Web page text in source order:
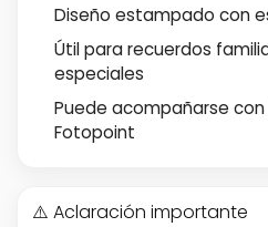
Diseño estampado con
Útil para recuerdos
especiales
Puede acompañarse
Fotopoint
⚠️ Aclaración importante